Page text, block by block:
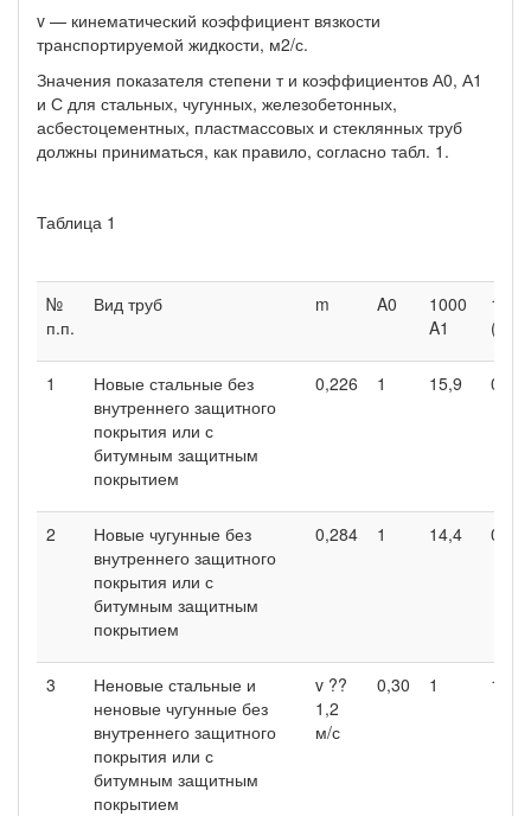
v — кинематический коэффициент вязкости
транспортируемой жидкости, м2/с.
Значения показателя степени т и коэффициентов А0, А1
и С для стальных, чугунных, железобетонных,
асбестоцементных, пластмассовых и стеклянных труб
должны приниматься, как правило, согласно табл. 1.
Таблица 1
№
п.п.
Вид труб m A0
1000
A1
1000
(A1/
1
Новые стальные без
внутреннего защитного
покрытия или с
битумным защитным
покрытием
0,226 1 15,9
2
Новые чугунные без
внутреннего защитного
покрытия или с
битумным защитным
покрытием
0,284 1 14,4
3
Неновые стальные и
неновые чугунные без
внутреннего защитного
покрытия или с
битумным защитным
покрытием
v ??
1,2
м/с
0,30 1 17,9